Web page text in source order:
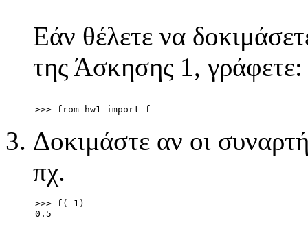
Εάν θέλετε να
της Άσκησης 1, γράφετε:
>>> from hw1 import f
Δοκιμάστε αν οι
πχ.
>>> f(-1)
0.5